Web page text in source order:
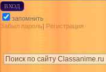
запомнить
Забыл пароль| Регистрация